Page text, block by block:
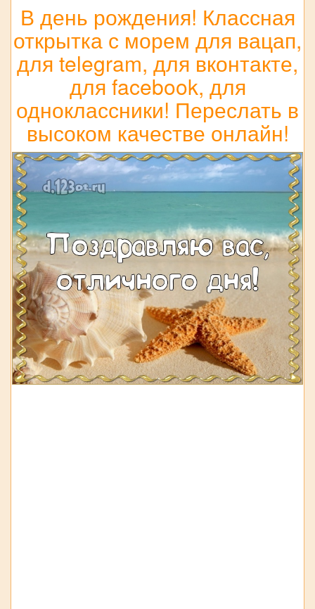
В день рождения! Классная
открытка с морем для вацап,
для telegram, для вконтакте,
для facebook, для
одноклассники! Переслать в
высоком качестве онлайн!